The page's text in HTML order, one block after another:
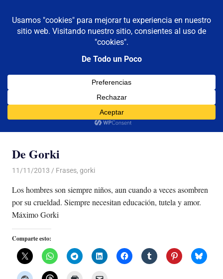
contenido
De todo un poco
Reflexiones,
Viajes
MENÚ
Categoría:gorki
De Gorki
11/11/2013 Luis Castellanos
Frases, gorki
Los hombres son siempre niños, aun cuando a veces asombren
por su crueldad. Siempre necesitan educación, tutela y amor.
Máximo Gorki
Comparte esto: